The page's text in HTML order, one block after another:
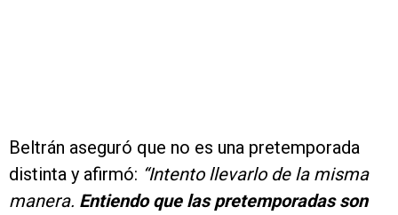
Beltrán aseguró que no es una pretemporada
distinta y afirmó: “Intento llevarlo de la misma
manera. Entiendo que las pretemporadas son